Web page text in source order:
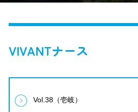
VIVANTナース
Vol.38（壱岐）